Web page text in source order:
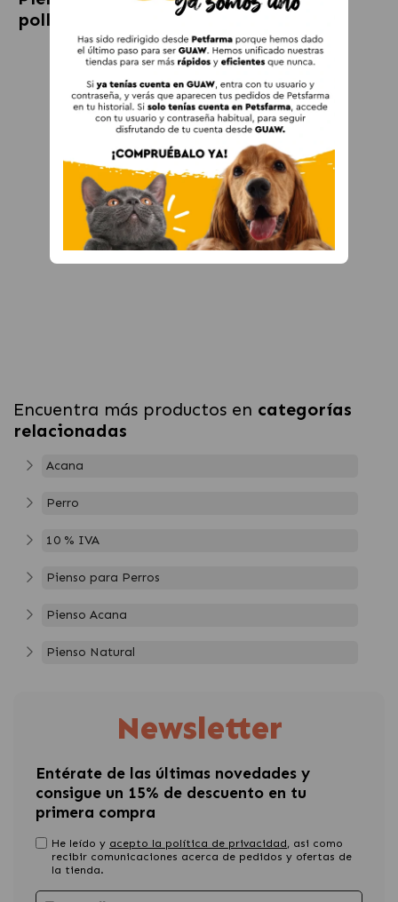
pollo fresco
Encuentra más productos en categorías
relacionadas
Acana
Perro
10 % IVA
Pienso para Perros
Pienso Acana
Pienso Natural
Newsletter
Entérate de las últimas novedades y
consigue un 15% de descuento en tu
primera compra
He leído y acepto la política de privacidad, asi como
recibir comunicaciones acerca de pedidos y ofertas de
la tienda.